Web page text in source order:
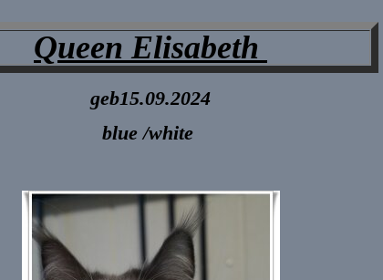
Queen Elisabeth
geb15.09.2024
blue /white